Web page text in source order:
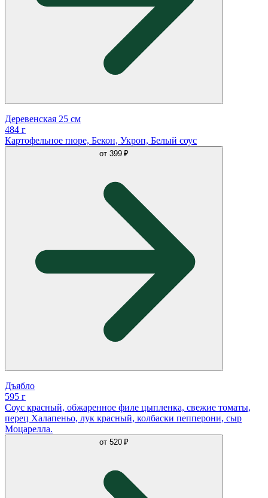
Деревенская 25 см
484 г
Картофельное пюре, Бекон, Укроп, Белый соус
от 399 ₽
Дъябло
595 г
Соус красный, обжаренное филе цыпленка, свежие томаты,
перец Халапеньо, лук красный, колбаски пепперони, сыр
Моцарелла.
от 520 ₽